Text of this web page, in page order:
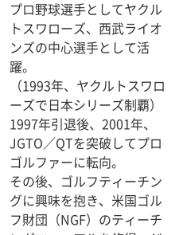
プロ野球選手としてヤクル
トスワローズ、西武ライオ
ンズの中心選手として活
躍。
（1993年、ヤクルトスワロ
ーズで日本シリーズ制覇）
1997年引退後、2001年、
JGTO／QTを突破してプロ
ゴルファーに転向。
その後、ゴルフティーチン
グに興味を抱き、米国ゴル
フ財団（NGF）のティーチ